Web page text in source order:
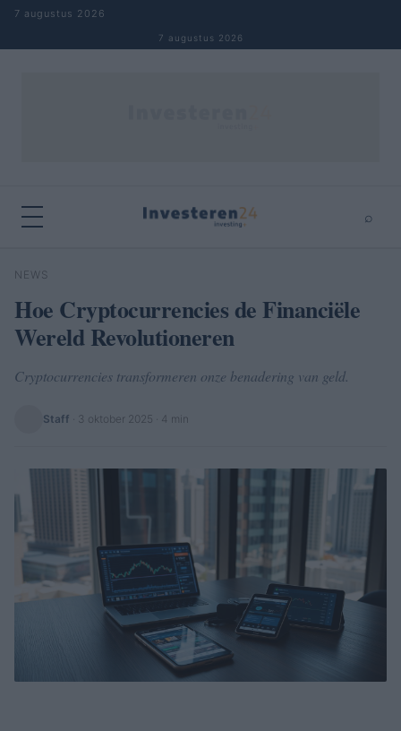
Naar inhoud springen
7 augustus 2026
7 augustus 2026
⌕
Zoeken
NEWS
Hoe Cryptocurrencies de Financiële
Wereld Revolutioneren
Cryptocurrencies transformeren onze benadering van geld.
Staff 3 oktober 2025 · 4 min